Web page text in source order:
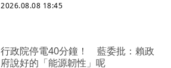
2026.08.08 18:45
行政院停電40分鐘！ 藍委批：賴政
府說好的「能源韌性」呢